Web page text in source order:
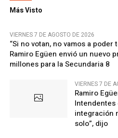
Más Visto
VIERNES 7 DE AGOSTO DE 2026
“Si no votan, no vamos a poder
Ramiro Egüen envió un nuevo
millones para la Secundaria 8
VIERNES 7 DE
Ramiro
integración
solo”, dijo